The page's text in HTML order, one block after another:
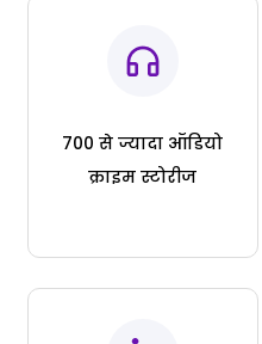
700 से ज्यादा ऑडियो
क्राइम स्टोरीज